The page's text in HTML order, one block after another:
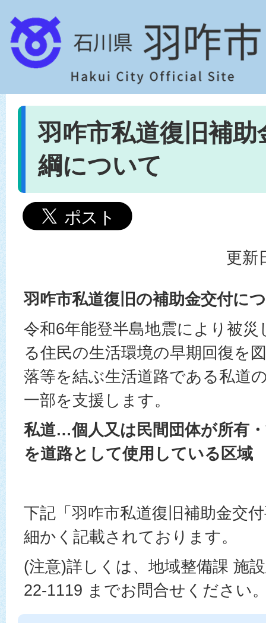
羽咋市私道復旧補助
綱について
更新
羽咋市私道復旧の補助金交付に
令和6年能登半島地震により被
る住民の生活環境の早期回復を
落等を結ぶ生活道路である私道
一部を支援します。
私道…個人又は民間団体が所有
を道路として使用している区域
下記「羽咋市私道復旧補助金交
細かく記載されております。
(注意)詳しくは、地域整備課 施
22-1119 までお問合せください